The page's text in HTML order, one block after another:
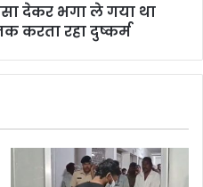
देकर भगा ले गया था
करता रहा दुष्कर्म